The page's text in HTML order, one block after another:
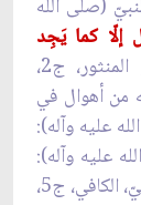
(صلّى الله
كما يَجِد
(السيوطيّ، الدرّ المنثور، ج2،
من أهوال في
عليه وآله):
عليه وآله):
(الشيخ الكلينيّ، الكافي، ج5،